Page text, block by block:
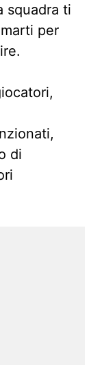
squadra ti
per
di